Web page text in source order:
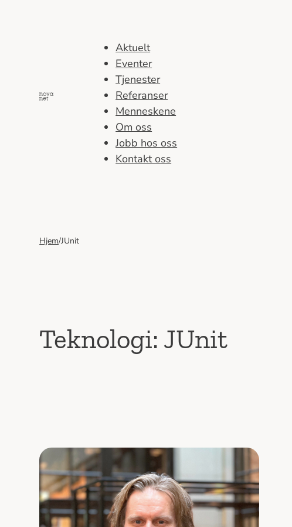
Aktuelt
Eventer
Tjenester
Referanser
Menneskene
Om oss
Jobb hos oss
Kontakt oss
Hjem/JUnit
Teknologi: JUnit